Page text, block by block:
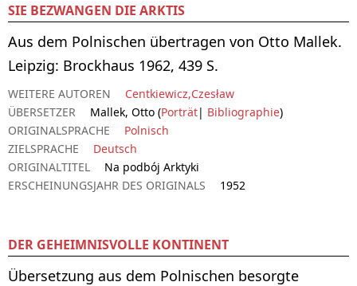
SIE BEZWANGEN DIE ARKTIS
Aus dem Polnischen übertragen von Otto Mallek.
Leipzig: Brockhaus 1962, 439 S.
WEITERE AUTOREN
Centkiewicz,Czesław
ÜBERSETZER
Mallek, Otto (Porträt| Bibliographie)
ORIGINALSPRACHE
Polnisch
ZIELSPRACHE
Deutsch
ORIGINALTITEL
Na podbój Arktyki
ERSCHEINUNGSJAHR DES ORIGINALS
1952
DER GEHEIMNISVOLLE KONTINENT
Übersetzung aus dem Polnischen besorgte